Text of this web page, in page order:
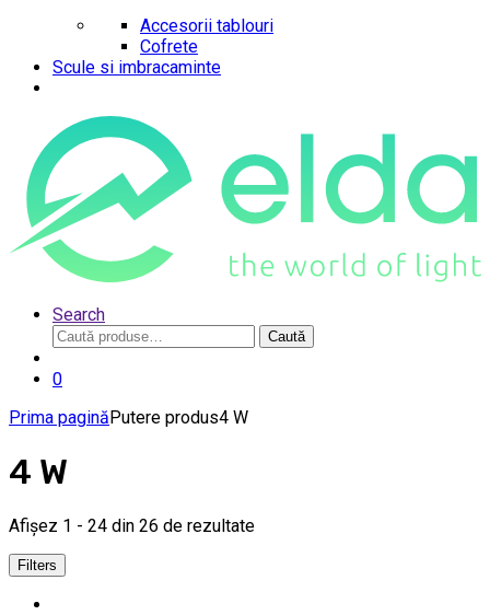
Accesorii tablouri
Cofrete
Scule si imbracaminte
Search
Caută
după:
Caută
0
Prima paginăPutere produs4 W
4 W
Afișez 1 - 24 din 26 de rezultate
Filters